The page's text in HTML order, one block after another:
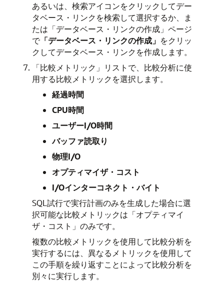
あるいは、検索アイコンをクリックしてデー
タベース・リンクを検索して選択するか、ま
たは「データベース・リンクの作成」ページ
で「データベース・リンクの作成」 をクリッ
クしてデータベース・リンクを作成します。
「比較メトリック」リストで、比較分析に使
用する比較メトリックを選択します。
経過時間
CPU時間
ユーザーI/O時間
バッファ読取り
物理I/O
オプティマイザ・コスト
I/Oインターコネクト・バイト
SQL試行で実行計画のみを生成した場合に選
択可能な比較メトリックは「オプティマイ
ザ・コスト」のみです。
複数の比較メトリックを使用して比較分析を
実行するには、異なるメトリックを使用して
この手順を繰り返すことによって比較分析を
別々に実行します。